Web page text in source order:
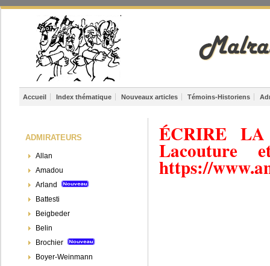
Accueil Index thématique Nouveaux articles Témoins-Historiens
ADMIRATEURS
Allan
Amadou
Arland
Battesti
Beigbeder
Belin
Brochier
Boyer-Weinmann
ÉCRIRE
Lacouture
https://